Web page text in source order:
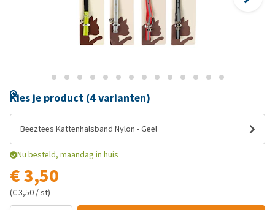
Kies je product (4 varianten)
Beeztees Kattenhalsband Nylon - Geel
Nu besteld, maandag in huis
€ 3,50
(€ 3,50 / st)